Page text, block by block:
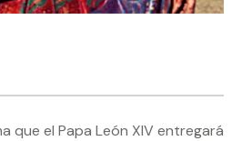
que el Papa León XIV entregará